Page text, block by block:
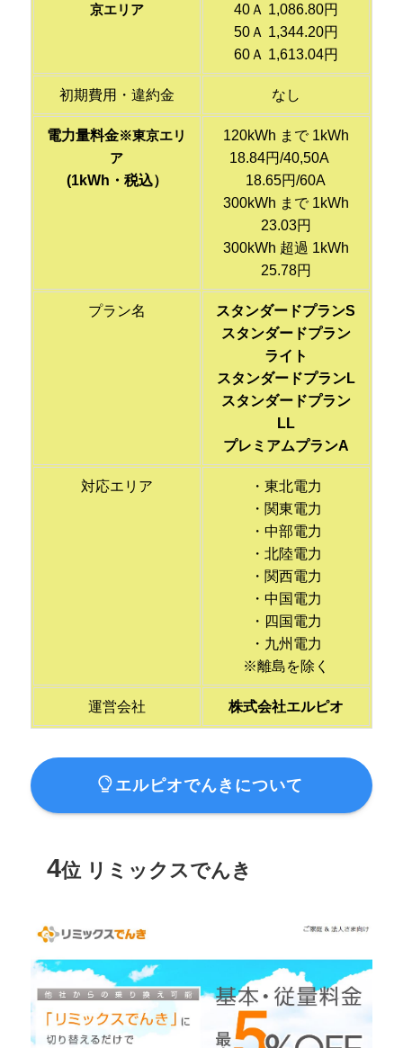
京エリア
40Ａ 1,086.80円
50Ａ 1,344.20円
60Ａ 1,613.04円
初期費用・違約金 なし
電力量料金※東京エリ
ア
(1kWh・税込）
120kWh まで 1kWh
18.84円/40,50A
18.65円/60A
300kWh まで 1kWh
23.03円
300kWh 超過 1kWh
25.78円
プラン名
スタンダードプランS
スタンダードプラン
ライト
スタンダードプランL
スタンダードプラン
LL
プレミアムプランA
対応エリア
・東北電力
・関東電力
・中部電力
・北陸電力
・関西電力
・中国電力
・四国電力
・九州電力
※離島を除く
運営会社 株式会社エルピオ
エルピオでんきについて
4位 リミックスでんき